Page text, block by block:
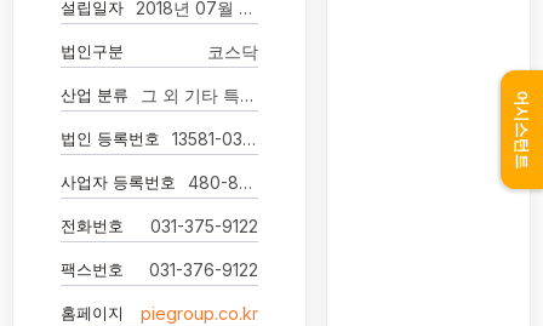
설립일자 2018년 07월 06일
법인구분 코스닥
산업 분류 그 외 기타 특수 목적용 기계 제조업
법인 등록번호 13581-0345801
사업자 등록번호 480-88-01144
전화번호 031-375-9122
팩스번호 031-376-9122
홈페이지 piegroup.co.kr
어시스턴트